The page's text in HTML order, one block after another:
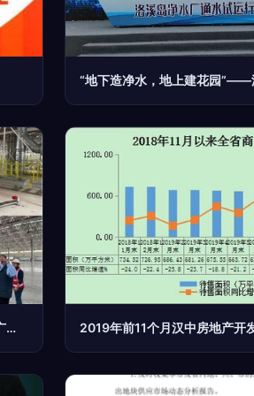
鼎丰集团 06878.hk 汽车板块加速运行 团队奔赴广西实地调研